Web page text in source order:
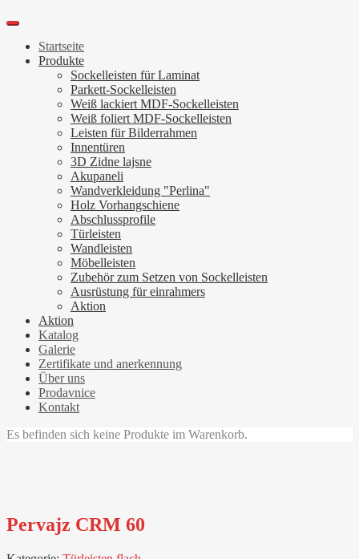
Startseite
Produkte
Sockelleisten für Laminat
Parkett-Sockelleisten
Weiß lackiert MDF-Sockelleisten
Weiß foliert MDF-Sockelleisten
Leisten für Bilderrahmen
Innentüren
3D Zidne lajsne
Akupaneli
Wandverkleidung "Perlina"
Holz Vorhangschiene
Abschlussprofile
Türleisten
Wandleisten
Möbelleisten
Zubehör zum Setzen von Sockelleisten
Ausrüstung für einrahmers
Aktion
Aktion
Katalog
Galerie
Zertifikate und anerkennung
Über uns
Prodavnice
Kontakt
Es befinden sich keine Produkte im Warenkorb.
Pervajz CRM 60